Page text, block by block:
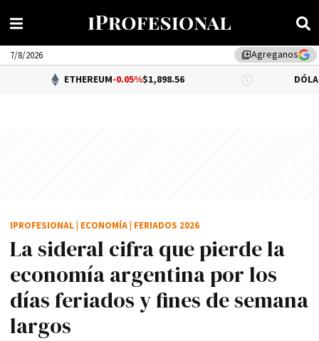
library_addAgreganos
7/8/2026
ETHEREUM-0.05%$1,898.56 DÓLAR BNA
La sideral cifra que pierde la
economía argentina por los
días feriados y fines de semana
largos
IPROFESIONAL ECONOMÍA FERIADOS 2026